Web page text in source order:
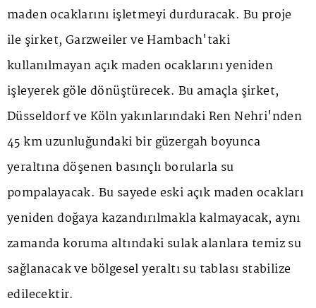
maden ocaklarını işletmeyi durduracak. Bu proje
ile şirket, Garzweiler ve Hambach'taki
kullanılmayan açık maden ocaklarını yeniden
işleyerek göle dönüştürecek. Bu amaçla şirket,
Düsseldorf ve Köln yakınlarındaki Ren Nehri'nden
45 km uzunluğundaki bir güzergah boyunca
yeraltına döşenen basınçlı borularla su
pompalayacak. Bu sayede eski açık maden ocakları
yeniden doğaya kazandırılmakla kalmayacak, aynı
zamanda koruma altındaki sulak alanlara temiz su
sağlanacak ve bölgesel yeraltı su tablası stabilize
edilecektir.